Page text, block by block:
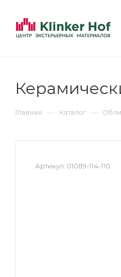
Главная — Каталог —
Артикул: 01089-114-110